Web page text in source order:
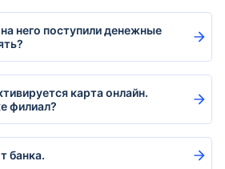
него поступили денежные
карта онлайн.
филиал?
банка.